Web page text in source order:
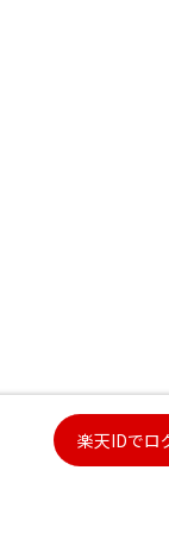
楽天IDでロ